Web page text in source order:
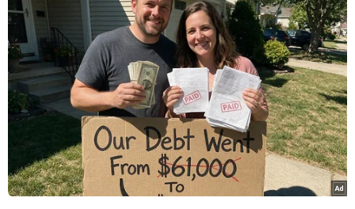
Theo đại diện Cục Hàng hải Việt Nam, các dự án
xã hội hóa ngành hàng hải và đường thủy nội
địa được triển khai đã mang lại nhiều lợi ích,
tiết kiệm được khá nhiều kinh phí và hiệu quả
vẫn cao.
Đơn cử như nạo vét luồng ở Đà Nẵng những
năm trước đây phải chi đến khoảng 17 tỷ đồng
cho nạo vét, nhưng khi triển khai xã hội hóa chỉ
còn khoảng 9 tỷ đồng. Hay luồng Cái Lân trước